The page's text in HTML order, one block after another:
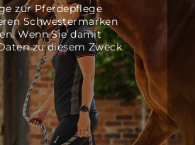
zur Pferdepflege
Schwestermarken
Wenn Sie damit
zu diesem Zweck